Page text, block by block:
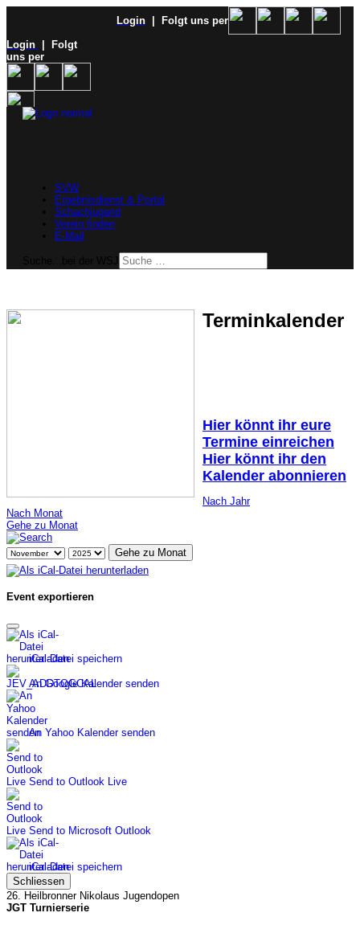
Login
| Folgt uns per
Login
| Folgt
uns per
SVW
Ergebnisdienst & Portal
Schachjugend
Verein finden
E-Mail
Terminkalender
Hier könnt ihr eure
Termine einreichen
Hier könnt ihr den
Kalender abonnieren
Nach Jahr
Nach Monat
Gehe zu Monat
Gehe zu Monat
Event exportieren
iCal-Datei speichern
An Google Kalender senden
An Yahoo Kalender senden
Send to Outlook Live
Send to Microsoft Outlook
iCal-Datei speichern
Schliessen
26. Heilbronner Nikolaus Jugendopen
JGT Turnierserie